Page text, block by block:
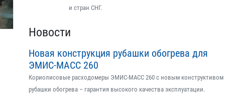
и стран СНГ.
Новости
Новая конструкция рубашки обогрева для
ЭМИС-МАСС 260
Кориолисовые расходомеры ЭМИС-МАСС 260 с новым конструктивом
рубашки обогрева – гарантия высокого качества эксплуатации.